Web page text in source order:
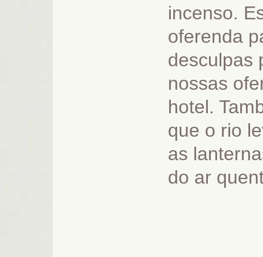
incenso.
oferenda
desculpas
nossas
hotel.
que o rio
as
do ar